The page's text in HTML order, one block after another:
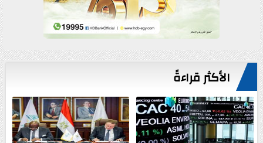
الأكثر قراءةً